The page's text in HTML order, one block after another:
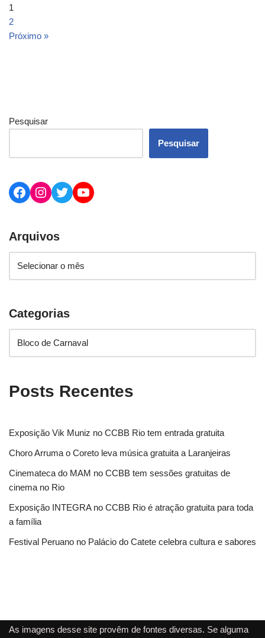
1
2
Próximo »
Pesquisar
Pesquisar
Arquivos
Categorias
Posts Recentes
Exposição Vik Muniz no CCBB Rio tem entrada gratuita
Choro Arruma o Coreto leva música gratuita a Laranjeiras
Cinemateca do MAM no CCBB tem sessões gratuitas de
cinema no Rio
Exposição INTEGRA no CCBB Rio é atração gratuita para toda
a família
Festival Peruano no Palácio do Catete celebra cultura e sabores
As imagens desse site provêm de fontes diversas. Se alguma